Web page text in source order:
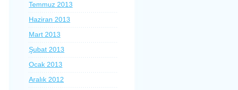
Temmuz 2013
Haziran 2013
Mart 2013
Şubat 2013
Ocak 2013
Aralık 2012